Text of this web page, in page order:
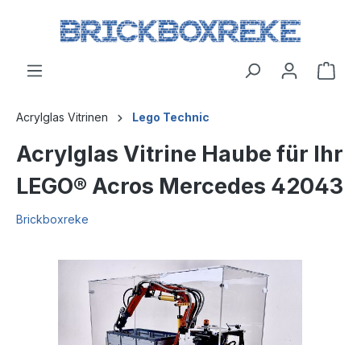
Acrylglas Vitrinen Lego Technic
Acrylglas Vitrine Haube für Ihr
LEGO® Acros Mercedes 42043
Brickboxreke